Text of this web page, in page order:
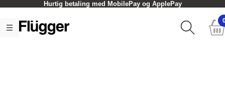
Hurtig betaling med MobilePay og ApplePay